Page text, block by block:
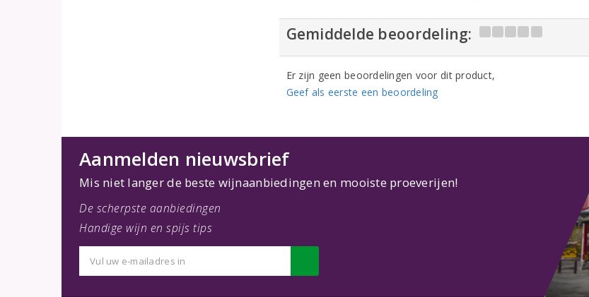
Gemiddelde beoordeling:
Er zijn geen beoordelingen voor dit product,
Geef als eerste een beoordeling
Aanmelden nieuwsbrief
Mis niet langer de beste wijnaanbiedingen en mooiste proeverijen!
De scherpste aanbiedingen
Handige wijn en spijs tips